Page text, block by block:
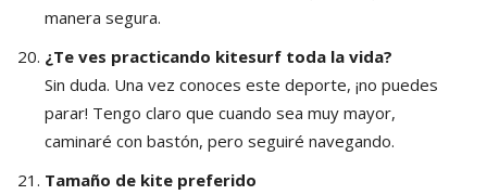
manera segura.
¿Te ves practicando kitesurf toda la vida?
Sin duda. Una vez conoces este deporte, ¡no puedes
parar! Tengo claro que cuando sea muy mayor,
caminaré con bastón, pero seguiré navegando.
Tamaño de kite preferido